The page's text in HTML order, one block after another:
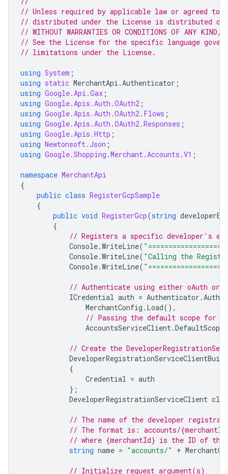
// Unless required by applicable law or agreed to
// distributed under the License is distributed on
// WITHOUT WARRANTIES OR CONDITIONS OF ANY
// See the License for the specific language
// limitations under the License.
using System ;
using static MerchantApi .Authenticator ;
using Google.Api.Gax ;
using Google.Apis.Auth.OAuth2 ;
using Google.Apis.Auth.OAuth2.Flows ;
using Google.Apis.Auth.OAuth2.Responses ;
using Google.Apis.Http ;
using Newtonsoft.Json ;
using Google.Shopping.Merchant.Accounts.V1 ;
namespace MerchantApi
{
public class RegisterGcpSample
{
public void RegisterGcp(string
{
// Registers a specific developer's
Console.WriteLine(
Console.WriteLine( "Calling the
Console.WriteLine(
// Authenticate using either oAuth or
ICredential auth = Authenticator .
MerchantConfig . Load(),
// Passing the default scope for
AccountsServiceClient.DefaultScopes
// Create the
{
Credential = auth
};
DeveloperRegistrationServiceClient
// The name of the developer
// The format is: accounts/
// where {merchantId} is the ID of the
string name = "accounts/" +
// Initialize request argument(s)